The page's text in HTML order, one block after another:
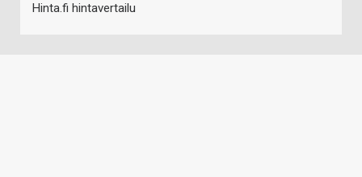
Hinta.fi hintavertailu